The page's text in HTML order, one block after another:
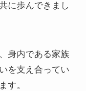
に歩んできまし
身内である家族
を支え合ってい
す。